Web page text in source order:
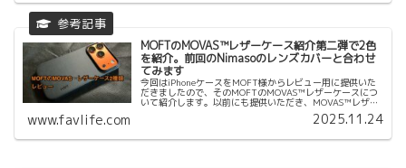
MOFTのMOVAS™レザーケース紹介第二弾で2色
を紹介。前回のNimasoのレンズカバーと合わせ
てみます
今回はiPhoneケースをMOFT様からレビュー用に提供いた
だきましたので、そのMOFTのMOVAS™レザーケースにつ
いて紹介します。以前にも提供いただき、MOVAS™レザー
ケース（色はミスティグレー）を紹介しましたが、このケ
ースずっと手に馴染んでiPhone 17 Proで使ってました。多
初めてかも。
www.favlife.com 2025.11.24